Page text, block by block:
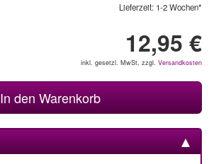
Lieferzeit: 1-2 Wochen*
12,95 €
inkl. gesetzl. MwSt, zzgl. Versandkosten
In den Warenkorb